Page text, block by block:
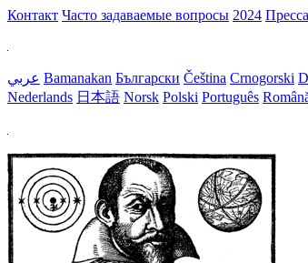
Контакт Часто задаваемые вопросы 2024 Пресса
عربي Bamanakan Български Čeština Crnogorski
Nederlands 日本語 Norsk Polski Português